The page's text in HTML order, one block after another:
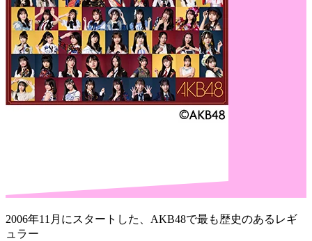
2006年11月にスタートした、AKB48で最も歴史のあるレギ
ュラー